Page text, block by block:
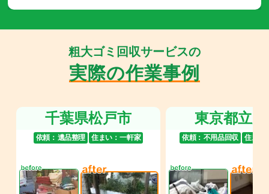
粗大ゴミ回収サービスの
実際の作業事例
千葉県松戸市
依頼： 遺品整理 住まい： 一軒家
東京都立
依頼： 不用品回収 住まい